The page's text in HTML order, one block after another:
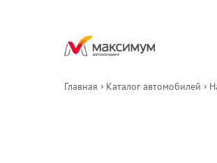
Главная Каталог автомобилей